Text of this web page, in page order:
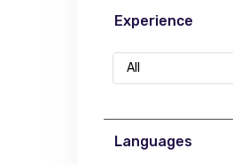
Experience
All
Languages